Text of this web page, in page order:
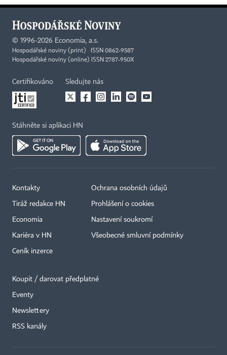
© 1996-2026 Economia, a.s.
Hospodářské noviny (print) ISSN 0862-9587
Hospodářské noviny (online) ISSN 2787-950X
Certifikováno Sledujte nás
Stáhněte si aplikaci HN
Kontakty
Tiráž redakce HN
Economia
Kariéra v HN
Ceník inzerce
Ochrana osobních údajů
Prohlášení o cookies
Nastavení soukromí
Všeobecné smluvní podmínky
Koupit / darovat předplatné
Eventy
Newslettery
RSS kanály